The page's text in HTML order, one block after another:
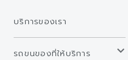
บริการของเรา
รถขนของที่ให้บริการ